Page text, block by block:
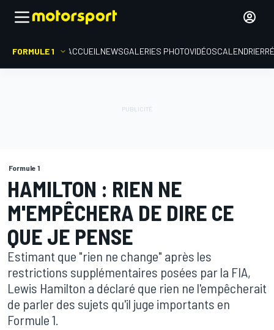
FORMULE 1 ACCUEIL NEWSGALERIES PHOTOVIDÉOSCALENDRIER
Formule 1
HAMILTON : RIEN NE
M'EMPÊCHERA DE DIRE CE
QUE JE PENSE
Estimant que "rien ne change" après les
restrictions supplémentaires posées par la FIA,
Lewis Hamilton a déclaré que rien ne l'empêcherait
de parler des sujets qu'il juge importants en
Formule 1.